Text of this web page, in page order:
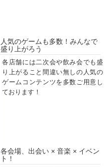
人気のゲームも多数！みんなで
盛り上がろう
各店舗には二次会や飲み会でも盛
り上がること間違い無しの人気の
ゲームコンテンツを多数ご用意し
ております！
各会場、出会い × 音楽 × イベン
ト！